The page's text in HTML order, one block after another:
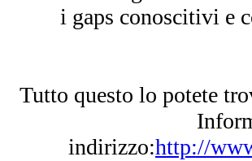
i gaps conoscitivi e
Tutto questo lo potete
indirizzo:http://